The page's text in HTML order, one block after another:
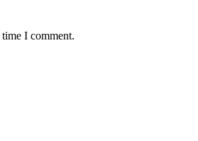
I comment.